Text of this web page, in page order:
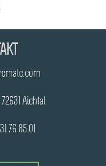
Aichtal
76 85 01